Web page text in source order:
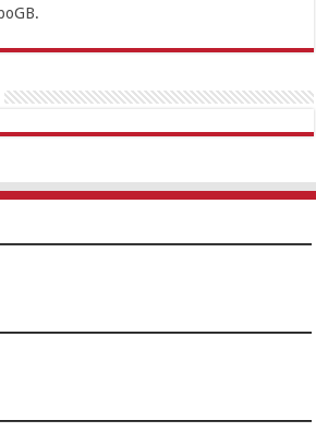
SupertotobetTipobetMatadorbetMariobet